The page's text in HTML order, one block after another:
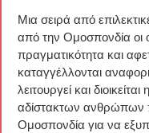
Μια σειρά από
από την Ομοσπονδία οι
πραγματικότητα και
καταγγέλλονται
λειτουργεί και
αδίστακτων ανθρώπων
Ομοσπονδία για να